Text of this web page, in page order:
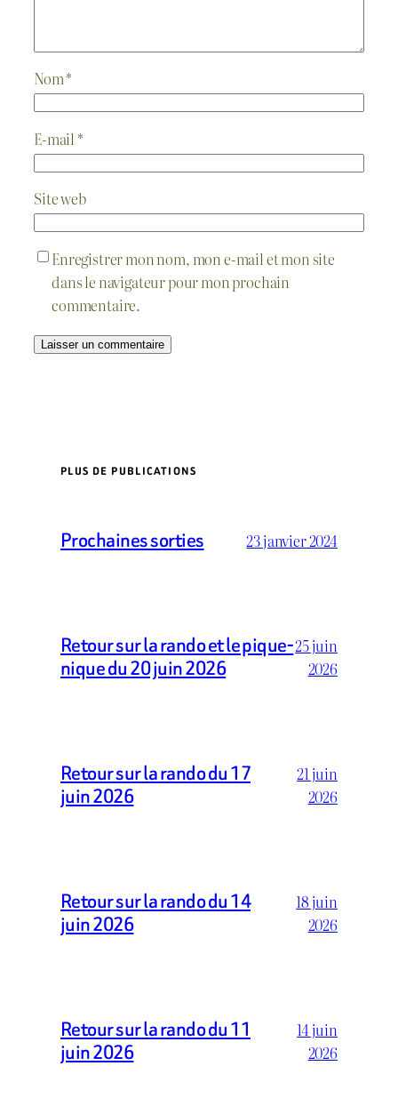
Nom*
E-mail *
Site web
Enregistrer mon nom, mon e-mail et mon site
dans le navigateur pour mon prochain
commentaire.
PLUS DE PUBLICATIONS
Prochaines sorties 23 janvier 2024
Retour sur la rando et le pique-
nique du 20 juin 2026
25 juin
2026
Retour sur la rando du 17
juin 2026
21 juin
2026
Retour sur la rando du 14
juin 2026
18 juin
2026
Retour sur la rando du 11
juin 2026
14 juin
2026